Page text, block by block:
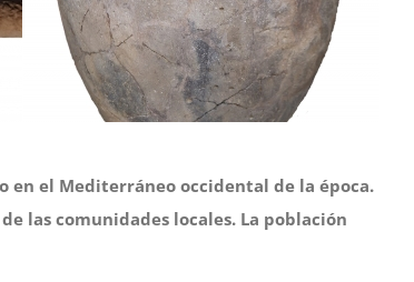
en el Mediterráneo occidental de la época.
las comunidades locales. La población